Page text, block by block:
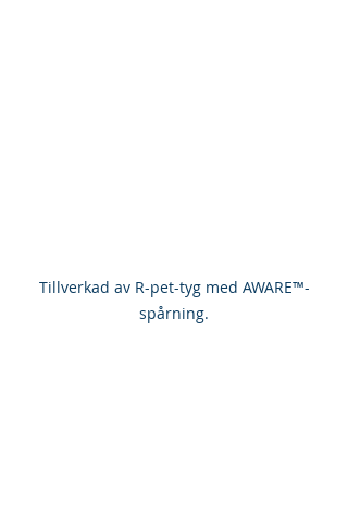
Tillverkad av R-pet-tyg med AWARE™-
spårning.